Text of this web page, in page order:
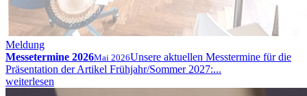
Meldung
Messetermine 2026Mai 2026Unsere aktuellen Messtermine für die
Präsentation der Artikel Frühjahr/Sommer 2027:...
weiterlesen